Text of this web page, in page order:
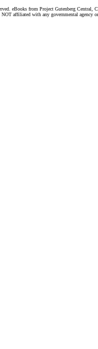
eBooks from Project Gutenberg Central,
affiliated with any governmental agency